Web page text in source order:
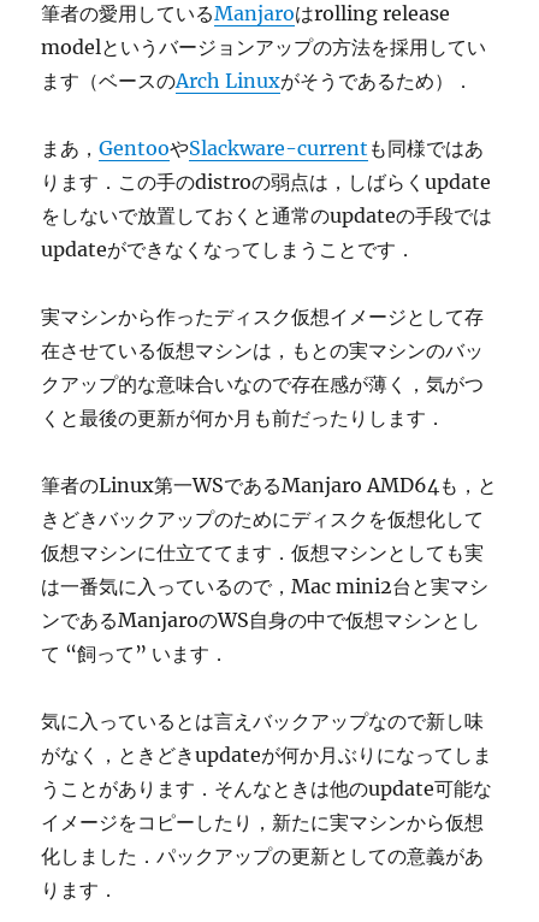
筆者の愛用しているManjaroはrolling release
modelというバージョンアップの方法を採用してい
ます（ベースのArch Linuxがそうであるため）．
まあ，GentooやSlackware-current も同様ではあ
ります．この手のdistroの弱点は，しばらくupdate
をしないで放置しておくと通常のupdateの手段では
updateができなくなってしまうことです．
実マシンから作ったディスク仮想イメージとして存
在させている仮想マシンは，もとの実マシンのバッ
クアップ的な意味合いなので存在感が薄く，気がつ
くと最後の更新が何か月も前だったりします．
筆者のLinux第一WSであるManjaro AMD64も，と
きどきバックアップのためにディスクを仮想化して
仮想マシンに仕立ててます．仮想マシンとしても実
は一番気に入っているので，Mac mini2台と実マシ
ンであるManjaroのWS自身の中で仮想マシンとし
て “飼って” います．
気に入っているとは言えバックアップなので新し味
がなく，ときどきupdateが何か月ぶりになってしま
うことがあります．そんなときは他のupdate可能な
イメージをコピーしたり，新たに実マシンから仮想
化しました．パックアップの更新としての意義があ
ります．